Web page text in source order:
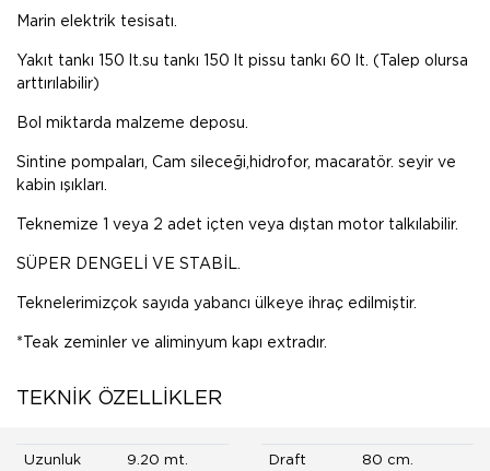
Marin elektrik tesisatı.
Yakıt tankı 150 lt.su tankı 150 lt pissu tankı 60 lt. (Talep olursa
arttırılabilir)
Bol miktarda malzeme deposu.
Sintine pompaları, Cam sileceği,hidrofor, macaratör. seyir ve
kabin ışıkları.
Teknemize 1 veya 2 adet içten veya dıştan motor talkılabilir.
SÜPER DENGELİ VE STABİL.
Teknelerimizçok sayıda yabancı ülkeye ihraç edilmiştir.
*Teak zeminler ve aliminyum kapı extradır.
TEKNİK ÖZELLİKLER
Uzunluk 9.20 mt. Draft 80 cm.